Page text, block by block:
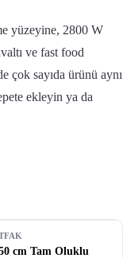
yüzeyine, 2800 W
ve fast food
çok sayıda ürünü aynı
ekleyin ya da
cm Tam Oluklu